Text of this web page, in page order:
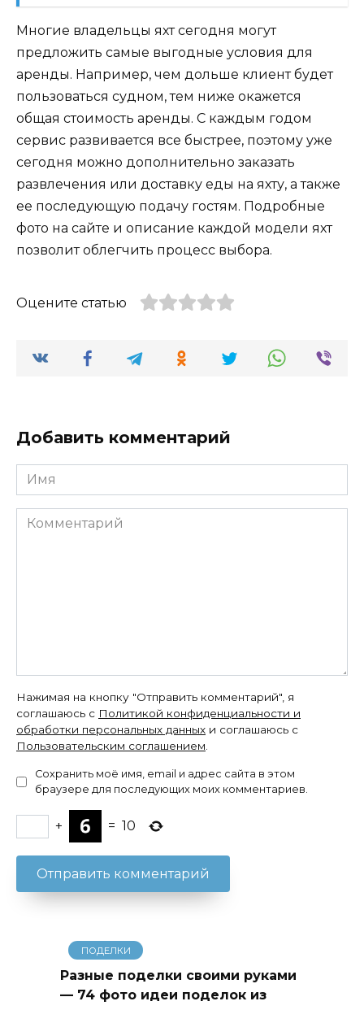
Многие владельцы яхт сегодня могут
предложить самые выгодные условия для
аренды. Например, чем дольше клиент будет
пользоваться судном, тем ниже окажется
общая стоимость аренды. С каждым годом
сервис развивается все быстрее, поэтому уже
сегодня можно дополнительно заказать
развлечения или доставку еды на яхту, а также
ее последующую подачу гостям. Подробные
фото на сайте и описание каждой модели яхт
позволит облегчить процесс выбора.
Оцените статью
Добавить комментарий
Имя
Комментарий
Нажимая на кнопку "Отправить комментарий", я
соглашаюсь с Политикой конфиденциальности и
обработки персональных данных и соглашаюсь с
Пользовательским соглашением
Сохранить моё имя, email и адрес сайта в этом
браузере для последующих моих комментариев.
+ = 10
ПОДЕЛКИ
Разные поделки своими руками
— 74 фото идеи поделок из